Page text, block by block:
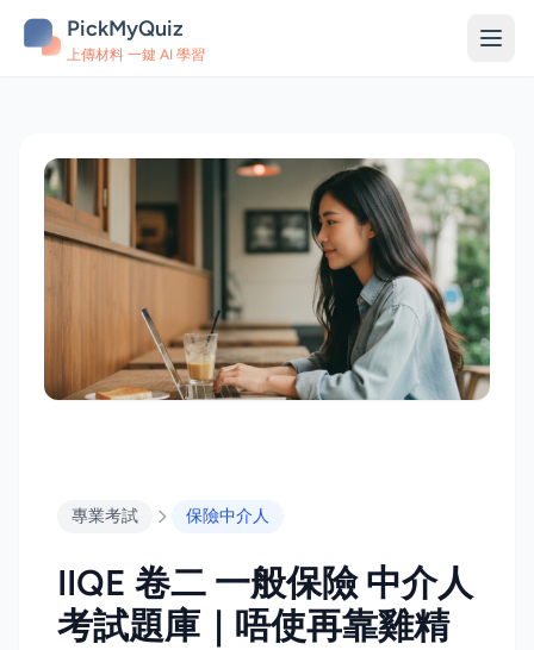
PickMyQuiz
上傳材料 一鍵 AI 學習
專業考試 保險中介人
IIQE 卷二 一般保險 中介人
考試題庫｜唔使再靠雞精